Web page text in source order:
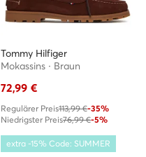
Tommy Hilfiger
Mokassins · Braun
72,99 €
Regulärer Preis113,99 €-35%
Niedrigster Preis76,99 €-5%
extra -15% Code: SUMMER